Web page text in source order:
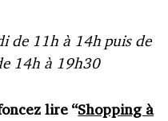
de 11h à 14h puis de
14h à 19h30
lire “Shopping à